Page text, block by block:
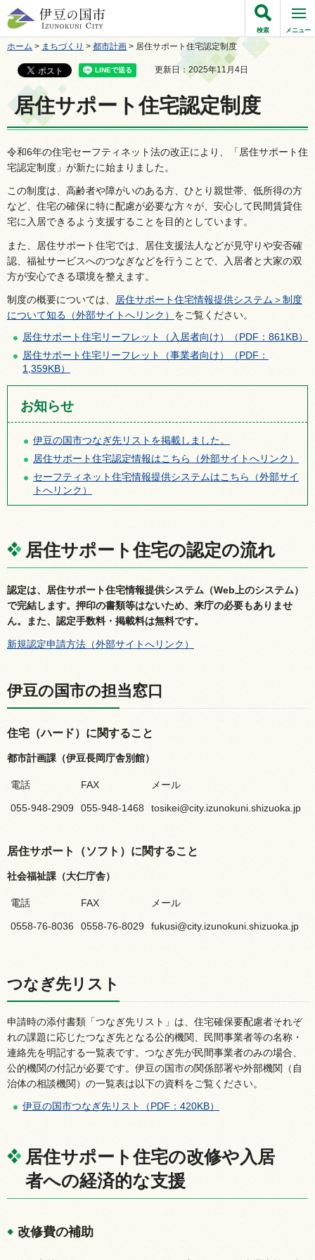
伊豆の国市
検索 メニュー
ホーム > まちづくり > 都市計画 > 居住サポート住宅認定制度
更新日：2025年11月4日
居住サポート住宅認定制度
令和6年の住宅セーフティネット法の改正により、「居住サポート住
宅認定制度」が新たに始まりました。
この制度は、高齢者や障がいのある方、ひとり親世帯、低所得の方
など、住宅の確保に特に配慮が必要な方々が、安心して民間賃貸住
宅に入居できるよう支援することを目的としています。
また、居住サポート住宅では、居住支援法人などが見守りや安否確
認、福祉サービスへのつなぎなどを行うことで、入居者と大家の双
方が安心できる環境を整えます。
制度の概要については、
居住サポート住宅情報提供システム＞制度
について知る（外部サイトへリンク） をご覧ください。
居住サポート住宅リーフレット（入居者向け）（PDF：861KB）
居住サポート住宅リーフレット（事業者向け）（PDF：
1,359KB）
お知らせ
伊豆の国市つなぎ先リストを掲載しました。
居住サポート住宅認定情報はこちら（外部サイトへリンク）
セーフティネット住宅情報提供システムはこちら（外部サイ
トへリンク）
居住サポート住宅の認定の流れ
認定は、居住サポート住宅情報提供システム（Web上のシステム）
で完結します。 押印の書類等はないため、来庁の必要もありませ
ん。また、認定手数料・掲載料は無料です。
新規認定申請方法（外部サイトへリンク）
伊豆の国市の担当窓口
住宅（ハード）に関すること
都市計画課（伊豆長岡庁舎別館）
電話
055-948-2909
FAX
055-948-1468
メール
tosikei@city.izunokuni.shizuoka.jp
居住サポート（ソフト）に関すること
社会福祉課（大仁庁舎）
電話
0558-76-8036
FAX
0558-76-8029
メール
fukusi@city.izunokuni.shizuoka.jp
つなぎ先リスト
申請時の添付書類「つなぎ先リスト」は、住宅確保要配慮者それぞ
れの課題に応じたつなぎ先となる公的機関、民間事業者等の名称・
連絡先を明記する一覧表です。つなぎ先が民間事業者のみの場合、
公的機関の付記が必要です。伊豆の国市の関係部署や外部機関（自
治体の相談機関）の一覧表は以下の資料をご覧ください。
伊豆の国市つなぎ先リスト（PDF：420KB）
居住サポート住宅の改修や入居
者への経済的な支援
改修費の補助